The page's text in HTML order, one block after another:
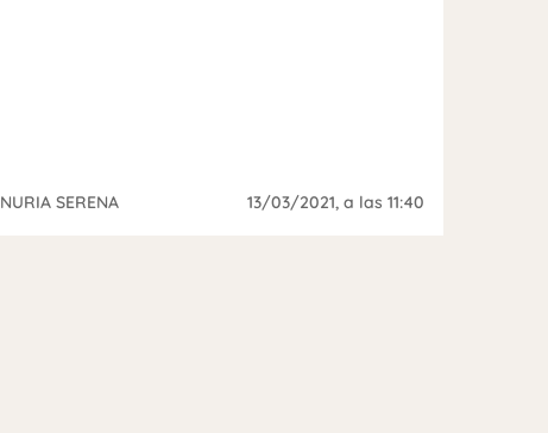
NURIA SERENA 13/03/2021, a las 11:40